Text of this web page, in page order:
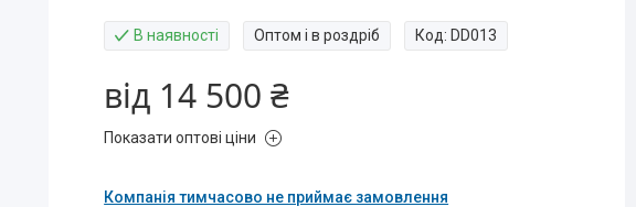
В наявності Оптом і в роздріб Код: DD013
від 14 500 ₴
Показати оптові ціни
Компанія тимчасово не приймає замовлення